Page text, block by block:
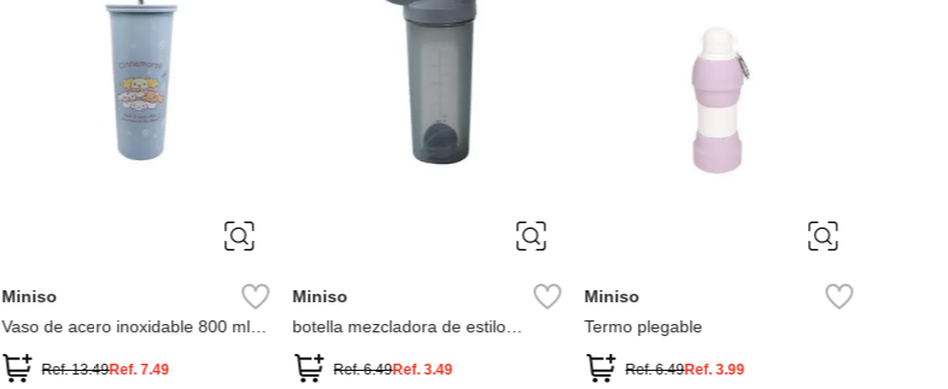
Miniso
Vaso de acero inoxidable 800 ml
Ref.13.49Ref.7.49
Miniso
botella mezcladora de estilo
800 mlRef.6.49Ref.3.49
Miniso
Termo plegable
Ref.6.49Ref.3.99